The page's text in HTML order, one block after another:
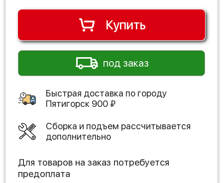
Купить
под заказ
Быстрая доставка по городу
Пятигорск 900 ₽
Сборка и подъем рассчитывается
дополнительно
Для товаров на заказ потребуется
предоплата